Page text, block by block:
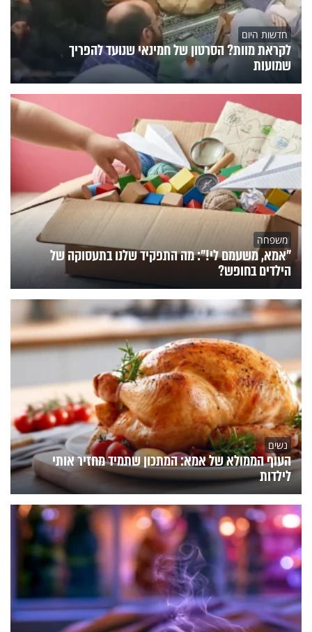
חדשות היום
לקראת מוות? הסרטון של חמינאי שנועד להפריך
שמועות
משפחה
"אמא, משעמם לי!": מה התפקיד שלנו בתעסוקה של
הילדים בחופש?
נשים
העוף הממולא של אמא: המתכון שתמיד מחזיר אותי
לילדות